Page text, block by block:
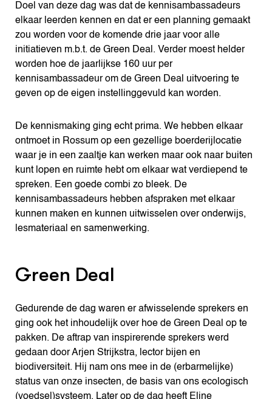
Doel van deze dag was dat de kennisambassadeurs
elkaar leerden kennen en dat er een planning gemaakt
zou worden voor de komende drie jaar voor alle
initiatieven m.b.t. de Green Deal. Verder moest helder
worden hoe de jaarlijkse 160 uur per
kennisambassadeur om de Green Deal uitvoering te
geven op de eigen instellinggevuld kan worden.
De kennismaking ging echt prima. We hebben elkaar
ontmoet in Rossum op een gezellige boerderijlocatie
waar je in een zaaltje kan werken maar ook naar buiten
kunt lopen en ruimte hebt om elkaar wat verdiepend te
spreken. Een goede combi zo bleek. De
kennisambassadeurs hebben afspraken met elkaar
kunnen maken en kunnen uitwisselen over onderwijs,
lesmateriaal en samenwerking.
Green Deal
Gedurende de dag waren er afwisselende sprekers en
ging ook het inhoudelijk over hoe de Green Deal op te
pakken. De aftrap van inspirerende sprekers werd
gedaan door Arjen Strijkstra, lector bijen en
biodiversiteit. Hij nam ons mee in de (erbarmelijke)
status van onze insecten, de basis van ons ecologisch
(voedsel)systeem. Later op de dag heeft Eline